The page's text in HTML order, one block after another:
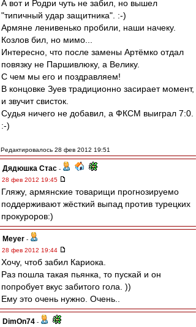
А вот и Родри чуть не забил, но вышел
"типичный удар защитника". :-)
Армяне ленивенько пробили, наши начеку.
Козлов бил, но мимо...
Интересно, что после замены Артёмко отдал
повязку не Паршивлюку, а Велику.
С чем мы его и поздравляем!
В концовке Зуев традиционно засирает момент,
и звучит свисток.
Судья ничего не добавил, а ФКСМ выиграл 7:0.
:-)
Редактировалось 28 фев 2012 19:51
Дядюшка Стас -
28 фев 2012 19:45
Гляжу, армянские товарищи прогнозируемо
поддерживают жёсткий выпад против турецких
прокуроров:)
Meyer -
28 фев 2012 19:44
Хочу, чтоб забил Кариока.
Раз пошла такая пьянка, то пускай и он
попробует вкус забитого гола. ))
Ему это очень нужно. Очень..
DimOn74 -